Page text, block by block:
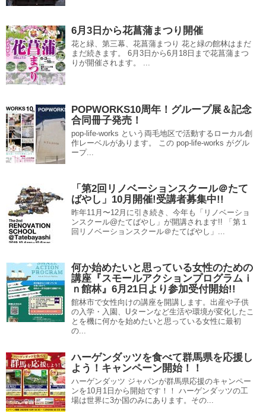
6月3日から花菖蒲まつり開催
花と緑、第三幕、花菖蒲まつり 花と緑の館林はまだ
まだ続きます。 6月3日から6月18日まで花菖蒲まつ
りが開催されます。 ...
POPWORKS10周年！グループ展＆記念
合同冊子発売！
pop-life-works という両毛地区で活動するローカル創
作レーベルがあります。 この pop-life-works がグル
ープ...
「第2回リノベーションスクール＠たて
ばやし」10月開催!受講者募集中!!
昨年11月〜12月に引き続き、今年も「リノベーショ
ンスクール@たてばやし」が開講されます!! 「第１
回リノベーションスクール＠たてばやし」...
何か始めたいと思っている女性のための
講座『スモールアクションプログラムｉ
ｎ館林』6月21日より参加受付開始!!
館林市で女性向けの講座を開講します。出産や子供
の入学・入園、Uターンなど生活や環境が変化したこ
とを機に何かを始めたいと思っている女性に最初
の...
ハーゲンダッツを食べて群馬県を応援し
よう！キャンペーン開始！！
ハーゲンダッツ ジャパンが群馬県応援のキャンペー
ンを10月1日から開始です！！ ハーゲンダッツの工
場は世界に3か国のみにあります。その...